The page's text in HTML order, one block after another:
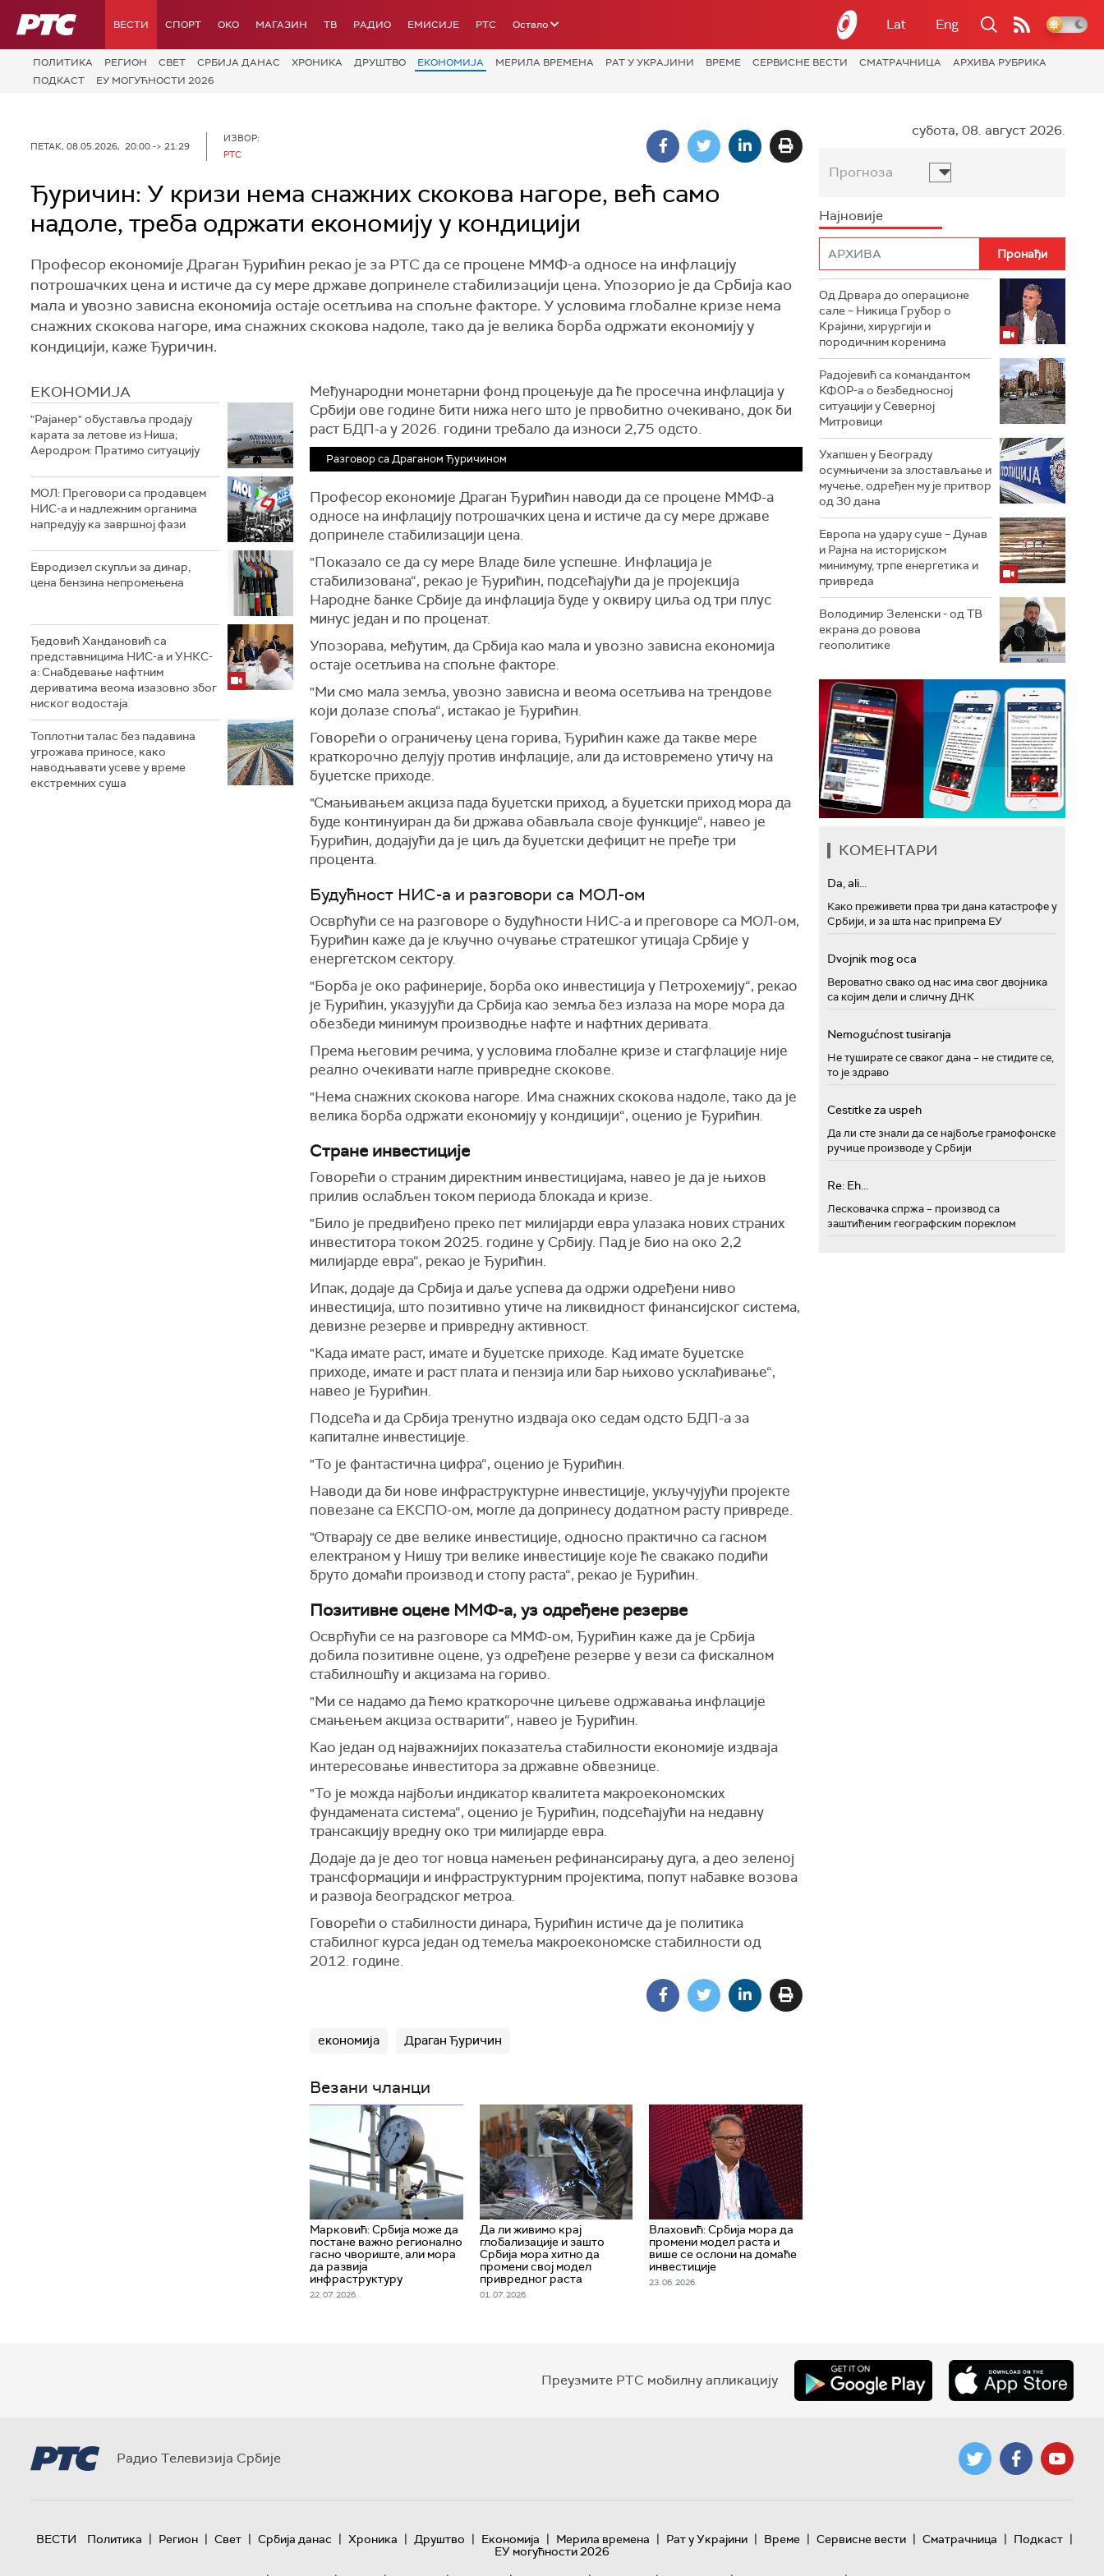
РТС ВЕСТИ СПОРТ OKO МАГАЗИН ТВ РАДИО ЕМИСИЈЕ РТС Остало Lat Eng
ПОЛИТИКА РЕГИОН СВЕТ СРБИЈА ДАНАС ХРОНИКА ДРУШТВО ЕКОНОМИЈА МЕРИЛА ВРЕМЕНА РАТ У УКРАЈИНИ ВРЕМЕ СЕРВИСНЕ ВЕСТИ СМАТРАЧНИЦА
АРХИВА РУБРИКА
ПОДКАСТ
ЕУ МОГУЋНОСТИ 2026
ПЕТАК, 08.05.2026, 20:00 -> 21:29
ИЗВОР:
РТС
Ђуричин: У кризи нема снажних скокова нагоре, већ само
надоле, треба одржати економију у кондицији
Професор економије Драган Ђурићин рекао је за РТС да се процене ММФ-а односе на инфлацију
потрошачких цена и истиче да су мере државе допринеле стабилизацији цена. Упозорио је да Србија као
мала и увозно зависна економија остаје осетљива на спољне факторе. У условима глобалне кризе нема
снажних скокова нагоре, има снажних скокова надоле, тако да је велика борба одржати економију у
кондицији, каже Ђуричин.
ЕКОНОМИЈА
"Рајанер" обуставља продају
карата за летове из Ниша;
Аеродром: Пратимо ситуацију
МОЛ: Преговори са продавцем
НИС-а и надлежним органима
напредују ка завршној фази
Евродизел скупљи за динар,
цена бензина непромењена
Ђедовић Хандановић са
представницима НИС-а и УНКС-
а: Снабдевање нафтним
дериватима веома изазовно због
ниског водостаја
Топлотни талас без падавина
угрожава приносе, како
наводњавати усеве у време
екстремних суша
Међународни монетарни фонд процењује да ће просечна инфлација у
Србији ове године бити нижа него што је првобитно очекивано, док би
раст БДП-а у 2026. години требало да износи 2,75 одсто.
Разговор са Драганом Ђуричином
Професор економије Драган Ђурићин наводи да се процене ММФ-а
односе на инфлацију потрошачких цена и истиче да су мере државе
допринеле стабилизацији цена.
"Показало се да су мере Владе биле успешне. Инфлација је
стабилизована“, рекао је Ђурићин, подсећајући да је пројекција
Народне банке Србије да инфлација буде у оквиру циља од три плус
минус један и по проценат.
Упозорава, међутим, да Србија као мала и увозно зависна економија
остаје осетљива на спољне факторе.
"Ми смо мала земља, увозно зависна и веома осетљива на трендове
који долазе споља“, истакао је Ђурићин.
Говорећи о ограничењу цена горива, Ђурићин каже да такве мере
краткорочно делују против инфлације, али да истовремено утичу на
буџетске приходе.
"Смањивањем акциза пада буџетски приход, а буџетски приход мора да
буде континуиран да би држава обављала своје функције“, навео је
Ђурићин, додајући да је циљ да буџетски дефицит не пређе три
процента.
Будућност НИС-а и разговори са МОЛ-ом
Осврћући се на разговоре о будућности НИС-а и преговоре са МОЛ-ом,
Ђурићин каже да је кључно очување стратешког утицаја Србије у
енергетском сектору.
"Борба је око рафинерије, борба око инвестиција у Петрохемију“, рекао
је Ђурићин, указујући да Србија као земља без излаза на море мора да
обезбеди минимум производње нафте и нафтних деривата.
Према његовим речима, у условима глобалне кризе и стагфлације није
реално очекивати нагле привредне скокове.
"Нема снажних скокова нагоре. Има снажних скокова надоле, тако да је
велика борба одржати економију у кондицији“, оценио је Ђурићин.
Стране инвестиције
Говорећи о страним директним инвестицијама, навео је да је њихов
прилив ослабљен током периода блокада и кризе.
"Било је предвиђено преко пет милијарди евра улазака нових страних
инвеститора током 2025. године у Србију. Пад је био на око 2,2
милијарде евра“, рекао је Ђурићин.
Ипак, додаје да Србија и даље успева да одржи одређени ниво
инвестиција, што позитивно утиче на ликвидност финансијског система,
девизне резерве и привредну активност.
"Када имате раст, имате и буџетске приходе. Кад имате буџетске
приходе, имате и раст плата и пензија или бар њихово усклађивање“,
навео је Ђурићин.
Подсећа и да Србија тренутно издваја око седам одсто БДП-а за
капиталне инвестиције.
"То је фантастична цифра“, оценио је Ђурићин.
Наводи да би нове инфраструктурне инвестиције, укључујући пројекте
повезане са ЕКСПО-ом, могле да допринесу додатном расту привреде.
"Отварају се две велике инвестиције, односно практично са гасном
електраном у Нишу три велике инвестиције које ће свакако подићи
бруто домаћи производ и стопу раста“, рекао је Ђурићин.
Позитивне оцене ММФ-а, уз одређене резерве
Осврћући се на разговоре са ММФ-ом, Ђурићин каже да је Србија
добила позитивне оцене, уз одређене резерве у вези са фискалном
стабилношћу и акцизама на гориво.
"Ми се надамо да ћемо краткорочне циљеве одржавања инфлације
смањењем акциза остварити“, навео је Ђурићин.
Као један од најважнијих показатеља стабилности економије издваја
интересовање инвеститора за државне обвезнице.
"То је можда најбољи индикатор квалитета макроекономских
фундамената система“, оценио је Ђурићин, подсећајући на недавну
трансакцију вредну око три милијарде евра.
Додаје да је део тог новца намењен рефинансирању дуга, а део зеленој
трансформацији и инфраструктурним пројектима, попут набавке возова
и развоја београдског метроа.
Говорећи о стабилности динара, Ђурићин истиче да је политика
стабилног курса један од темеља макроекономске стабилности од
2012. године.
економија Драган Ђуричин
Везани чланци
Марковић: Србија може да
постане важно регионално
гасно чвориште, али мора
да развија
инфраструктуру
22. 07. 2026.
Да ли живимо крај
глобализације и зашто
Србија мора хитно да
промени свој модел
привредног раста
01. 07. 2026.
Влаховић: Србија мора да
промени модел раста и
више се ослони на домаће
инвестиције
23. 06. 2026.
субота, 08. август 2026.
Прогноза
Најновије
Од Дрвара до операционе
сале – Никица Грубор о
Крајини, хирургији и
породичним коренима
Радојевић са командантом
КФОР-а о безбедносној
ситуацији у Северној
Митровици
Ухапшен у Београду
осумњичени за злостављање и
мучење, одређен му је притвор
од 30 дана
Европа на удару суше – Дунав
и Рајна на историјском
минимуму, трпе енергетика и
привреда
Володимир Зеленски - од ТВ
екрана до ровова
геополитике
КОМЕНТАРИ
Da, ali...
Како преживети прва три дана катастрофе у
Србији, и за шта нас припрема ЕУ
Dvojnik mog oca
Вероватно свако од нас има свог двојника
са којим дели и сличну ДНК
Nemogućnost tusiranja
Не туширате се сваког дана – не стидите се,
то је здраво
Cestitke za uspeh
Да ли сте знали да се најбоље грамофонске
ручице производе у Србији
Re: Eh...
Лесковачка спржа – производ са
заштићеним географским пореклом
Преузмите РТС мобилну апликацију
Радио Телевизија Србије
ВЕСТИ Политика | Регион | Свет | Србија данас | Хроника | Друштво | Економија | Мерила времена | Рат у Украјини | Време | Сервисне вести | Сматрачница | Подкаст |
ЕУ могућности 2026